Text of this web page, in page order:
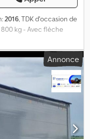
2016, TDK d'occasion de
800 kg - Avec flèche
crochet 19 m - Mât
central A de 3350 kg -
radio
003 effectué - Contrôle
Nqsiokr L1 24#0003 =
contacter Jörg Bienek
Annonce